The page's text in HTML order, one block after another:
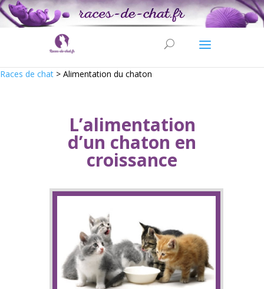
Races de chat > Alimentation du chaton
L’alimentation
d’un chaton en
croissance